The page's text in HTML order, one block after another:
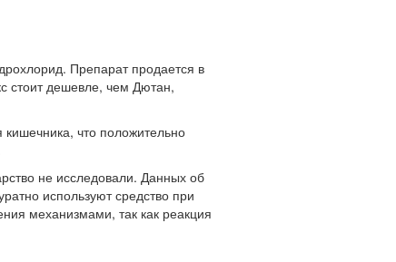
Препарат продается в
стоит дешевле, чем Дютан,
что положительно
не исследовали. Данных об
используют средство при
механизмами, так как реакция